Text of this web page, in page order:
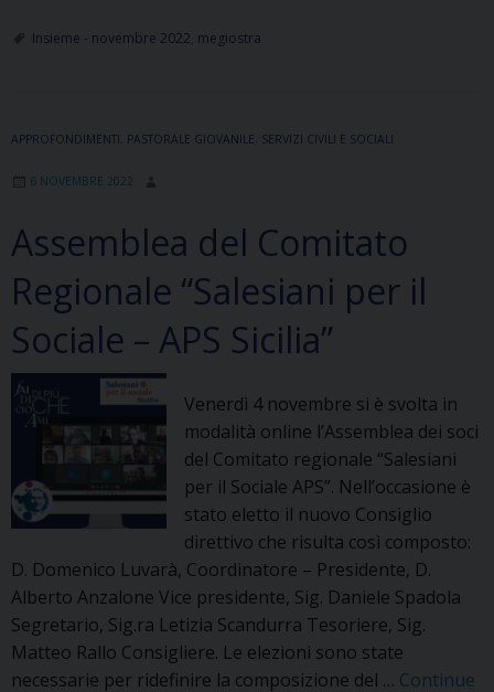
giovane
ha
premio
“Customer
Service
School”
Insieme - novembre 2022 megiostra
APPROFONDIMENTI PASTORALE GIOVANILE SERVIZI CIVILI E SOCIALI
6 NOVEMBRE 2022
Assemblea del Comitato
Regionale “Salesiani per il
Sociale – APS Sicilia”
Venerdì 4 novembre si è svolta in
modalità online l’Assemblea dei soci
del Comitato regionale “Salesiani
per il Sociale APS”. Nell’occasione è
stato eletto il nuovo Consiglio
direttivo che risulta così composto:
D. Domenico Luvarà, Coordinatore – Presidente, D.
Alberto Anzalone Vice presidente, Sig. Daniele Spadola
Segretario, Sig.ra Letizia Scandurra Tesoriere, Sig.
Matteo Rallo Consigliere. Le elezioni sono state
necessarie per ridefinire la composizione del … Continue